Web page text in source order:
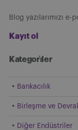
Blog yazılarımızı e-
Kayıt ol
Kategori̇ler
Bankacılık
Birleşme ve
Diğer Endüstriler